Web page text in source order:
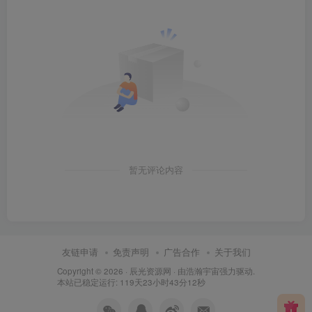
暂无评论内容
友链申请 免责声明 广告合作 关于我们
Copyright © 2026 · 辰光资源网 · 由浩瀚宇宙强力驱动.
本站已稳定运行: 119天23小时43分12秒